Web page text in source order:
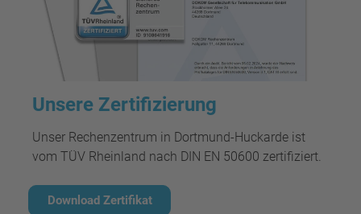
Unsere Zertifizierung
Unser Rechenzentrum in Dortmund-Huckarde ist
vom TÜV Rheinland nach DIN EN 50600 zertifiziert.
Download Zertifikat